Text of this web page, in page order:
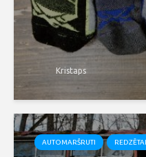
Kristaps
AUTOMARŠRUTI